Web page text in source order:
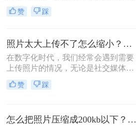
游照，而且不知道你们有没有储存好
看图片的习惯呢？这样下来我们电脑
软件将图片进行批量压缩，就可以缓
解电脑的内存压力，让它运行更加顺
畅。那么你们知道图片怎么压缩到
500k以下吗？相信这篇文章可以给你
一点参考。
赞 踩
照片太大上传不了怎么缩小？这三种压缩图片的方法非常实用！
在数字化时代，我们经常会遇到需要
上传照片的情况，无论是社交媒体、
在线平台还是工作需求，照片上传都
已经成为我们日常生活的一部分。然
对照片进行缩小处理，以满足上传要
赞 踩
怎么把照片压缩成200kb以下？学会这3种方法照片随意压缩!！